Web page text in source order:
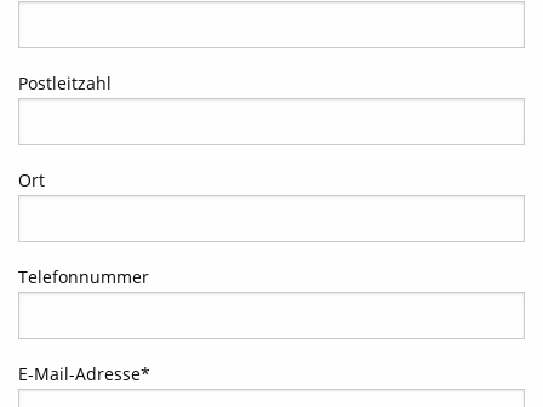
Postleitzahl
Ort
Telefonnummer
E-Mail-Adresse*